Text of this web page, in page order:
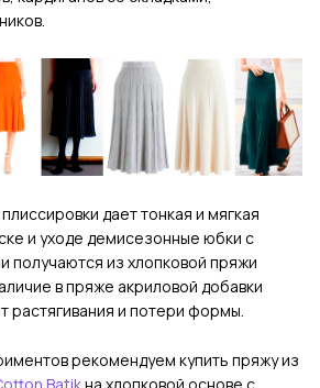
дает тонкая и мягкая
и уходе демисезонные юбки с
получаются из хлопковой пряжи
в пряже акриловой добавки
растягивания и потери формы.
рекомендуем купить пряжу из